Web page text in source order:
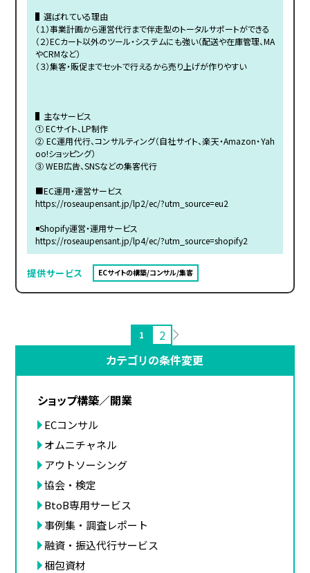
▌選ばれている理由
（１）事業計画から運営代行まで伴走型のトータルサポートができる
（２）ECカート以外のツール・システムにも強い（配送や在庫管理、MA
やCRMなど）
（３）集客・販促までセットで行えるから売り上げが作りやすい
▌主なサービス
① ECサイト、LP制作
② EC運用代行、コンサルティング（自社サイト、楽天・Amazon・Yah
oo!ショッピング）
③ WEB広告、SNSなどの集客代行
■EC運用・運営サービス
https://roseaupensant.jp/lp2/ec/?utm_source=eu2
◾️Shopify運営・運用サービス
https://roseaupensant.jp/lp4/ec/?utm_source=shopify2
提供サービス ECサイトの構築/コンサル/集客
1
2
カテゴリの条件変更
ショップ構築／開業
ECコンサル
オムニチャネル
アウトソーシング
協会・検定
BtoB専用サービス
事例集・調査レポート
融資・振込代行サービス
梱包資材